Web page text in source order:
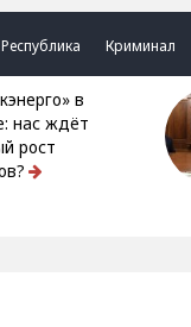
Республика Криминал
нас ждёт
рост